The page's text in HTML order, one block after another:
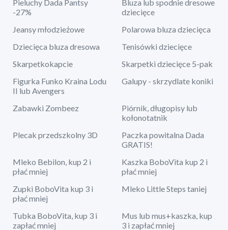
Pieluchy Dada Pantsy
-27%
Bluza lub spodnie dresowe
dziecięce
Jeansy młodzieżowe
Polarowa bluza dziecięca
Dziecięca bluza dresowa
Tenisówki dziecięce
Skarpetkokapcie
Skarpetki dziecięce 5-pak
Figurka Funko Kraina Lodu
II lub Avengers
Galupy - skrzydlate koniki
Zabawki Zombeez
Piórnik, długopisy lub
kołonotatnik
Plecak przedszkolny 3D
Paczka powitalna Dada
GRATIS!
Mleko Bebilon, kup 2 i
płać mniej
Kaszka BoboVita kup 2 i
płać mniej
Zupki BoboVita kup 3 i
płać mniej
Mleko Little Steps taniej
Tubka BoboVita, kup 3 i
zapłać mniej
Mus lub mus+kaszka, kup
3 i zapłać mniej